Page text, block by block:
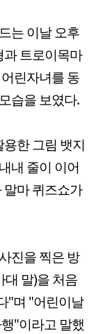
는 이날 오후
과 트로이목마
린자녀를 동
습을 보였다.
용한 그림 뱃지
내 줄이 이어
말마 퀴즈쇼가
진을 찍은 방
대 말)을 처음
"며 "어린이날
"이라고 말했